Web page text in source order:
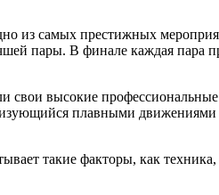
из самых престижных
пары. В финале каждая
свои высокие
плавными
такие факторы, как